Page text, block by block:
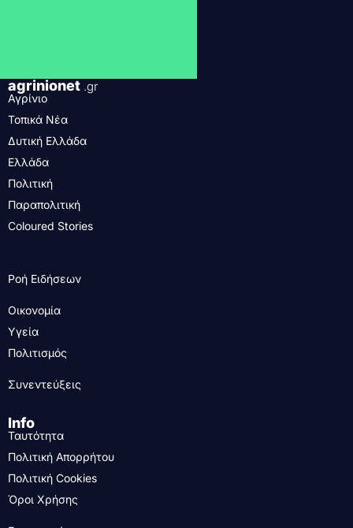
agrinionet .gr
Αγρίνιο
Τοπικά Νέα
Δυτική Ελλάδα
Ελλάδα
Πολιτική
Παραπολιτική
Coloured Stories
Ροή Ειδήσεων
Οικονομία
Υγεία
Πολιτισμός
Συνεντεύξεις
Info
Ταυτότητα
Πολιτική Απορρήτου
Πολιτική Cookies
Όροι Χρήσης